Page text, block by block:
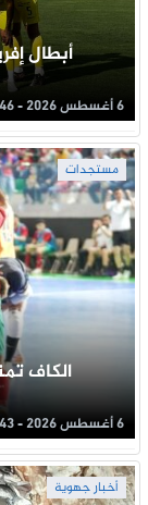
أبطال
6 أغسطس 2026 - 23:46
مستجدات
الكاف
6 أغسطس 2026 - 23:43
أخبار جهوية